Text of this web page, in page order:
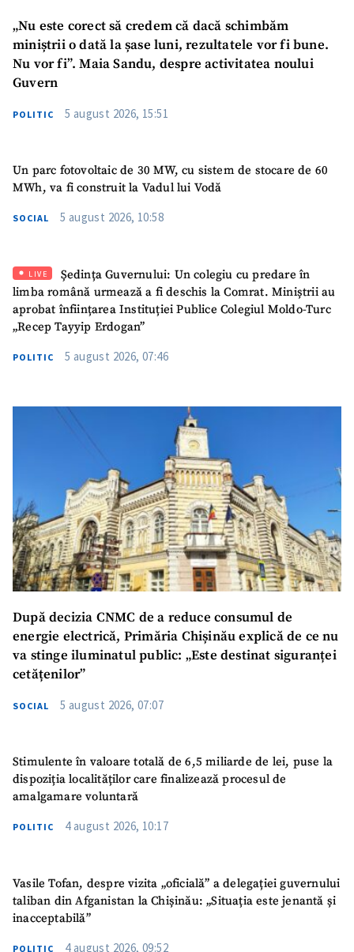
SUSȚINE
„Nu este corect să credem că dacă schimbăm
miniștrii o dată la șase luni, rezultatele vor fi bune.
Nu vor fi”. Maia Sandu, despre activitatea noului
Guvern
POLITIC 5 august 2026, 15:51
Un parc fotovoltaic de 30 MW, cu sistem de stocare de 60
MWh, va fi construit la Vadul lui Vodă
SOCIAL 5 august 2026, 10:58
LIVE
Ședința Guvernului: Un colegiu cu predare în
limba română urmează a fi deschis la Comrat. Miniștrii au
aprobat înființarea Instituției Publice Colegiul Moldo-Turc
„Recep Tayyip Erdogan”
POLITIC 5 august 2026, 07:46
După decizia CNMC de a reduce consumul de
energie electrică, Primăria Chișinău explică de ce nu
va stinge iluminatul public: „Este destinat siguranței
cetățenilor”
SOCIAL 5 august 2026, 07:07
Stimulente în valoare totală de 6,5 miliarde de lei, puse la
dispoziția localităților care finalizează procesul de
amalgamare voluntară
POLITIC 4 august 2026, 10:17
Vasile Tofan, despre vizita „oficială” a delegației guvernului
taliban din Afganistan la Chișinău: „Situația este jenantă și
inacceptabilă”
POLITIC 4 august 2026, 09:52
+ Link media
Sursă anonimă
+ Numele meu
Telefon
+ Telefon personal
Am citit și sunt de
acord cupolitica de